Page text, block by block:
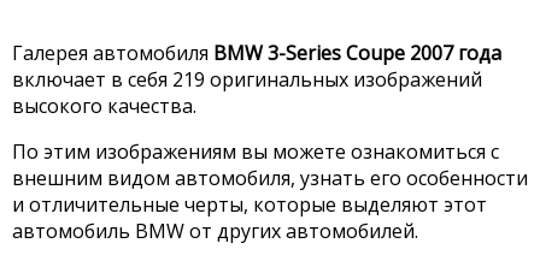
Галерея автомобиля BMW 3-Series Coupe 2007 года
включает в себя 219 оригинальных изображений
высокого качества.
По этим изображениям вы можете ознакомиться с
внешним видом автомобиля, узнать его особенности
и отличительные черты, которые выделяют этот
автомобиль BMW от других автомобилей.